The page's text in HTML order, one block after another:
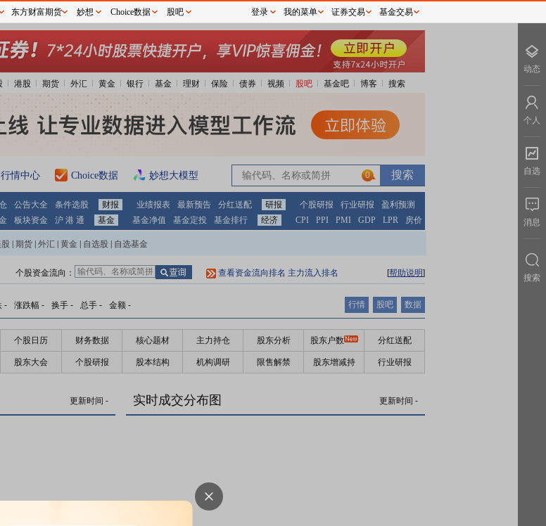
港股 期货 外汇 黄金 银行 基金 理财 保险 债券 视频 股吧 基金吧 博客 搜索
行情中心 Choice数据 妙想大模型 0
公告大全 条件选股 财报 业绩报表 最新预告 分红送配 研报 个股研报 行业研报
盈利预测
板块资金 沪 港 通 基金 基金净值 基金定投 基金排行 经济 CPI PPI PMI GDP LPR 房价
期货 外汇 黄金 自选股 自选基金
个股资金流向： 查看资金流向排名 主力流入排名 [帮助说明]
- 涨跌幅 - 换手 - 总手 - 金额 - 行情 股吧 数据
个股日历 财务数据 核心题材 主力持仓 股东分析 股东户数 分红送配
股东大会 个股研报 股本结构 机构调研 限售解禁 股东增减持 行业研报
更新时间 - 实时成交分布图 更新时间 -
东方财富期货 妙想 Choice数据 股吧 登录 我的菜单 证券交易 基金交易
动态
个人
自选
消息
搜索